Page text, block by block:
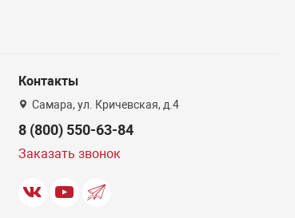
Контакты
Самара, ул. Кричевская, д.4
8 (800) 550-63-84
Заказать звонок